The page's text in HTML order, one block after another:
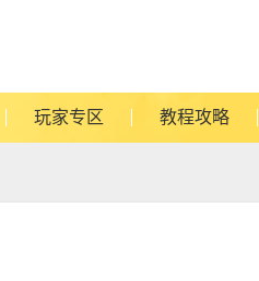
玩家专区 教程攻略